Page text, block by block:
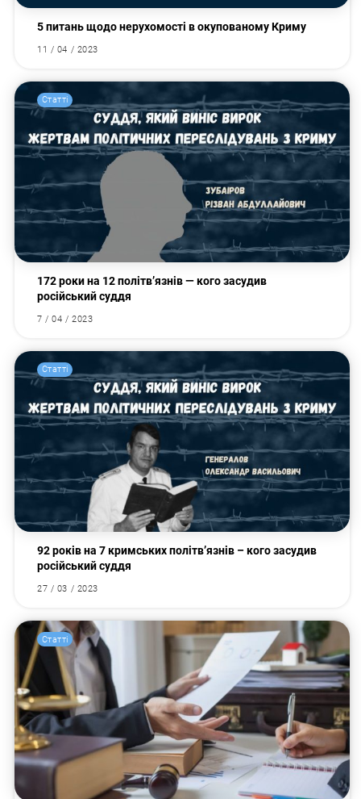
5 питань щодо нерухомості в окупованому Криму
11 / 04 / 2023
Статті
172 роки на 12 політв’язнів — кого засудив
російський суддя
7 / 04 / 2023
Статті
92 років на 7 кримських політв’язнів – кого засудив
російський суддя
27 / 03 / 2023
Статті